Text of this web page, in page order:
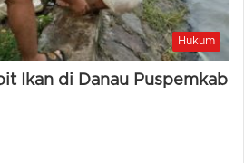
Hukum
Ikan di Danau Puspemkab